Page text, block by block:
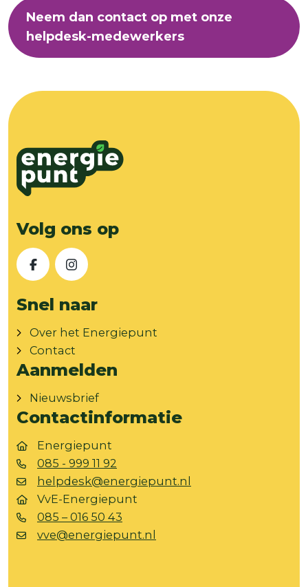
Neem dan contact op met onze
helpdesk-medewerkers
Volg ons op
FacebookInstagram
Snel naar
Over het Energiepunt
Contact
Aanmelden
Nieuwsbrief
Contactinformatie
Energiepunt
085 - 999 11 92
helpdesk@energiepunt.nl
VvE-Energiepunt
085 – 016 50 43
vve@energiepunt.nl